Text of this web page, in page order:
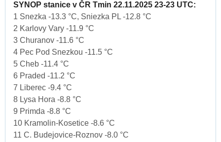
SYNOP stanice v ČR Tmin 22.11.2025 23-23 UTC:
1 Snezka -13.3 °C, Sniezka PL -12.8 °C
2 Karlovy Vary -11.9 °C
3 Churanov -11.6 °C
4 Pec Pod Snezkou -11.5 °C
5 Cheb -11.4 °C
6 Praded -11.2 °C
7 Liberec -9.4 °C
8 Lysa Hora -8.8 °C
9 Primda -8.8 °C
10 Kramolin-Kosetice -8.6 °C
11 C. Budejovice-Roznov -8.0 °C